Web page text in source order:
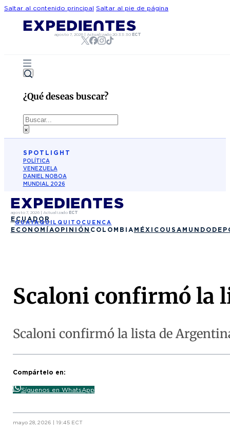
Saltar al contenido principal Saltar al pie de página
agosto 7, 2026| Actualizado 20:33:30 ECT
¿Qué deseas buscar?
Buscar
×
SPOTLIGHT
POLÍTICA
VENEZUELA
DANIEL NOBOA
MUNDIAL 2026
agosto 7, 2026| Actualizado ECT
ECUADOR
GUAYAQUIL QUITO CUENCA
ECONOMÍAOPINIÓN COLOMBIA MÉXICO USA MUNDO
Scaloni confirmó la
Scaloni confirmó la lista de
Compártelo en:
Síguenos en WhatsApp
mayo 28, 2026 | 19:45 ECT